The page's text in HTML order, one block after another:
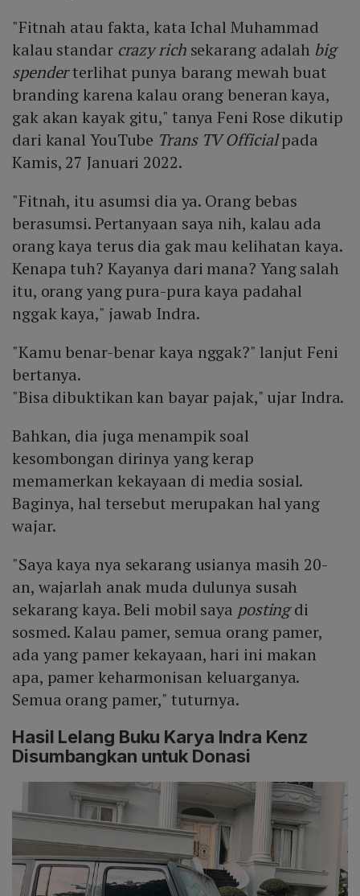
"Fitnah atau fakta, kata Ichal Muhammad
kalau standarcrazy richsekarang adalah big
spenderterlihat punya barang mewah buat
branding karena kalau orang beneran kaya,
gak akan kayak gitu," tanya Feni Rose dikutip
dari kanal YouTube Trans TV Officialpada
Kamis, 27 Januari 2022.
"Fitnah, itu asumsi dia ya. Orang bebas
berasumsi. Pertanyaan saya nih, kalau ada
orang kaya terus dia gak mau kelihatan kaya.
Kenapa tuh? Kayanya dari mana? Yang salah
itu, orang yang pura-pura kaya padahal
nggak kaya," jawab Indra.
"Kamu benar-benar kaya nggak?" lanjut Feni
bertanya.
"Bisa dibuktikan kan bayar pajak," ujar Indra.
Bahkan, dia juga menampik soal
kesombongan dirinya yang kerap
memamerkan kekayaan di media sosial.
Baginya, hal tersebut merupakan hal yang
wajar.
"Saya kaya nya sekarang usianya masih 20-
an, wajarlah anak muda dulunya susah
sekarang kaya. Beli mobil saya postingdi
sosmed. Kalau pamer, semua orang pamer,
ada yang pamer kekayaan, hari ini makan
apa, pamer keharmonisan keluarganya.
Semua orang pamer," tuturnya.
Hasil Lelang Buku Karya Indra Kenz
Disumbangkan untuk Donasi